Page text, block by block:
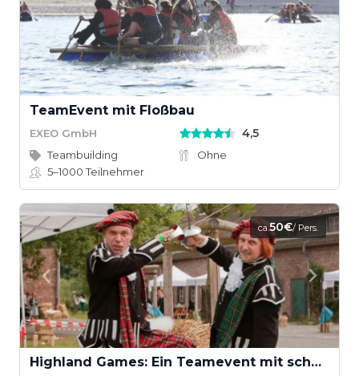
TeamEvent mit Floßbau
EXEO GmbH 4,5
Teambuilding
Ohne
5–1000Teilnehmer
ca.50€/ Pers.
Highland Games: Ein Teamevent mit schottischem Wettkampfgeist